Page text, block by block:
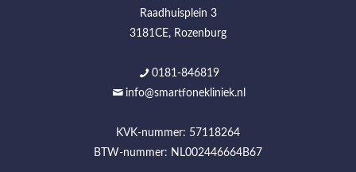
Raadhuisplein 3
3181CE, Rozenburg
0181-846819
info@smartfonekliniek.nl
KVK-nummer: 57118264
BTW-nummer: NL002446664B67